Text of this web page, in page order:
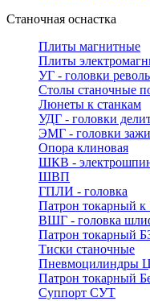
Станочная оснастка
Плиты магнитные
Плиты
УГ - головки
Столы станочные
Люнеты к станкам
УДГ - головки
ЭМГ - головки
Опора клиновая
ШКВ -
ШВП
ГПЛИ - головка
Патрон токарный
ВШГ - головка
Патрон токарный
Тиски станочные
Пневмоцилиндры
Патрон токарный
Суппорт СУТ